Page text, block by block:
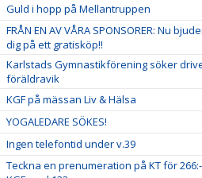
Guld i hopp på Mellantruppen
FRÅN EN AV VÅRA SPONSORER: Nu
dig på ett gratisköp!!
Karlstads Gymnastikförening söker
föräldravik
KGF på mässan Liv & Hälsa
YOGALEDARE SÖKES!
Ingen telefontid under v.39
Teckna en prenumeration på KT för